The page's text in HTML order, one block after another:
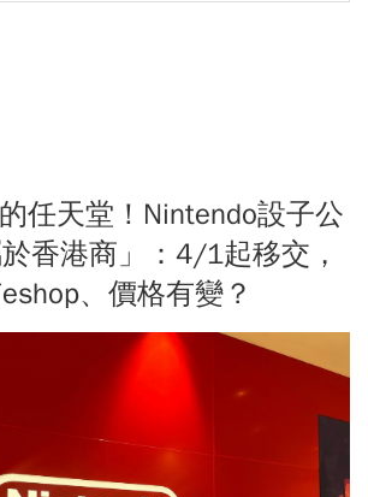
任天堂！Nintendo設子公
香港商」：4/1起移交，
、價格有變？